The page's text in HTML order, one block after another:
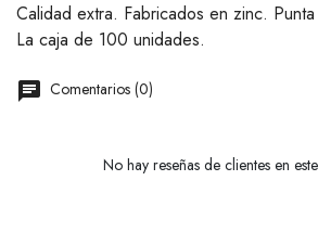
Calidad extra. Fabricados en zinc.
La caja de 100 unidades.
Comentarios (0)
No hay reseñas de clientes en